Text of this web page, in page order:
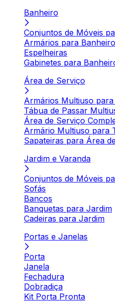
Banheiro
Conjuntos de Móveis
Armários para Banheiro
Espelheiras
Gabinetes para
Área de Serviço
Armários Multiuso
Tábua de Passar
Área de Serviço
Armário Multiuso para
Sapateiras para Área
Jardim e Varanda
Conjuntos de Móveis
Sofás
Bancos
Banquetas para Jardim
Cadeiras para Jardim
Portas e Janelas
Porta
Janela
Fechadura
Dobradiça
Kit Porta Pronta